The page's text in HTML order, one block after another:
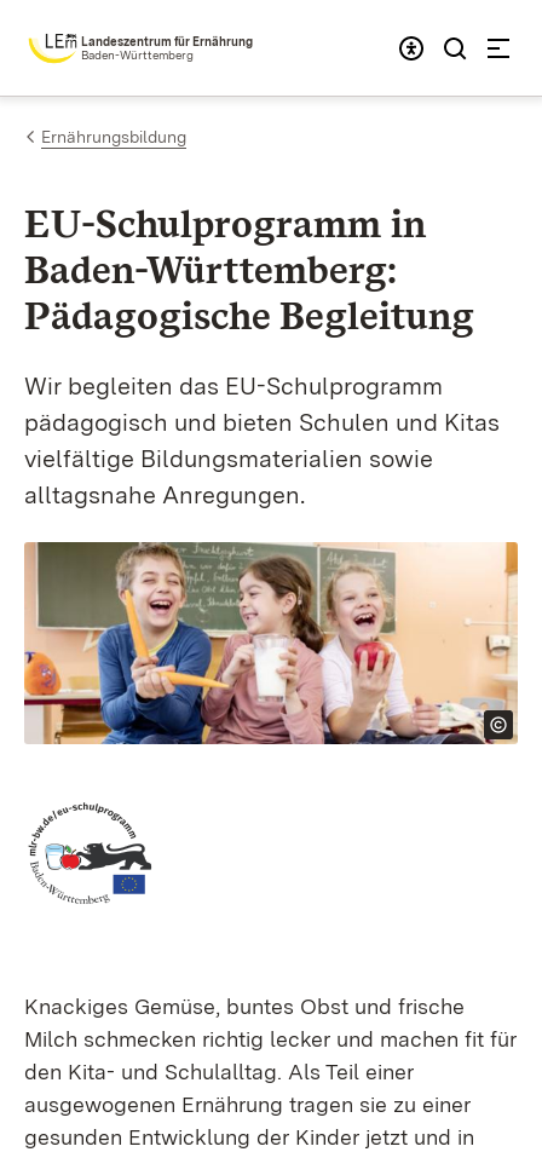
Zum Inhalt springen
Landeszentrum für Ernährung
Baden-Württemberg
Ernährungsbildung
EU-Schul­programm in
Baden-Württem­berg:
Pädago­gische Beglei­tung
Wir begleiten das EU-Schulprogramm
pädagogisch und bieten Schulen und Kitas
vielfältige Bildungsmaterialien sowie
alltagsnahe Anregungen.
Knackiges Gemüse, buntes Obst und frische
Milch schmecken richtig lecker und machen fit für
den Kita- und Schulalltag. Als Teil einer
ausgewogenen Ernährung tragen sie zu einer
gesunden Entwicklung der Kinder jetzt und in